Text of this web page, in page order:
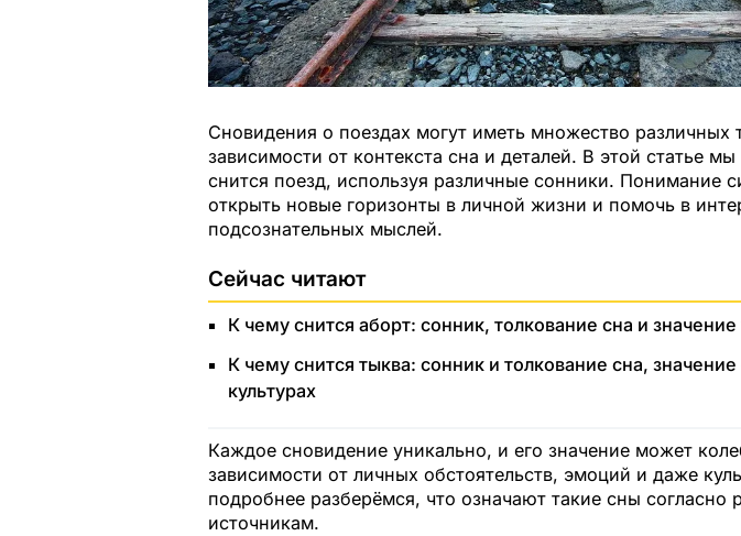
Сновидения о поездах могут иметь множество различных
зависимости от контекста сна и деталей. В этой статье
снится поезд, используя различные сонники. Понимание
открыть новые горизонты в личной жизни и помочь в
подсознательных мыслей.
Сейчас читают
К чему снится аборт: сонник, толкование сна и
К чему снится тыква: сонник и толкование сна,
культурах
Каждое сновидение уникально, и его значение может
зависимости от личных обстоятельств, эмоций и даже
подробнее разберёмся, что означают такие сны согласно
источникам.